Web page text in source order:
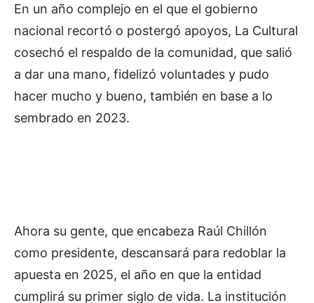
En un año complejo en el que el gobierno
nacional recortó o postergó apoyos, La Cultural
cosechó el respaldo de la comunidad, que salió
a dar una mano, fidelizó voluntades y pudo
hacer mucho y bueno, también en base a lo
sembrado en 2023.
Ahora su gente, que encabeza Raúl Chillón
como presidente, descansará para redoblar la
apuesta en 2025, el año en que la entidad
cumplirá su primer siglo de vida. La institución